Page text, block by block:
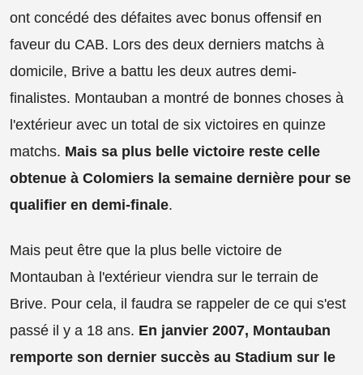
ont concédé des défaites avec bonus offensif en
faveur du CAB. Lors des deux derniers matchs à
domicile, Brive a battu les deux autres demi-
finalistes. Montauban a montré de bonnes choses à
l'extérieur avec un total de six victoires en quinze
matchs. Mais sa plus belle victoire reste celle
obtenue à Colomiers la semaine dernière pour se
qualifier en demi-finale.
Mais peut être que la plus belle victoire de
Montauban à l'extérieur viendra sur le terrain de
Brive. Pour cela, il faudra se rappeler de ce qui s'est
passé il y a 18 ans. En janvier 2007, Montauban
remporte son dernier succès au Stadium sur le